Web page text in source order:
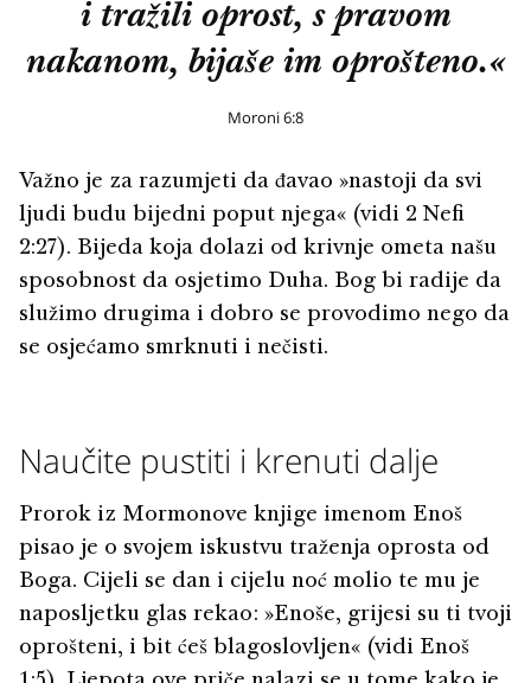
i tražili oprost, s pravom
nakanom, bijaše im oprošteno.«
Moroni 6:8
Važno je za razumjeti da đavao »nastoji da svi
ljudi budu bijedni poput njega« (vidi 2 Nefi
2:27). Bijeda koja dolazi od krivnje ometa našu
sposobnost da osjetimo Duha. Bog bi radije da
služimo drugima i dobro se provodimo nego da
se osjećamo smrknuti i nečisti.
Naučite pustiti i krenuti dalje
Prorok iz Mormonove knjige imenom Enoš
pisao je o svojem iskustvu traženja oprosta od
Boga. Cijeli se dan i cijelu noć molio te mu je
naposljetku glas rekao: »Enoše, grijesi su ti tvoji
oprošteni, i bit ćeš blagoslovljen« (vidi Enoš